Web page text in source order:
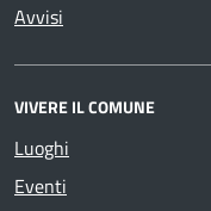
Avvisi
VIVERE IL COMUNE
Luoghi
Eventi